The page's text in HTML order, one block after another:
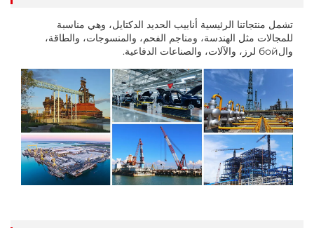
تشمل منتجاتنا الرئيسية أنابيب الحديد الدكتايل، وهي مناسبة
للمجالات مثل الهندسة، ومناجم الفحم، والمنسوجات، والطاقة،
والбой لرز، والآلات، والصناعات الدفاعية.